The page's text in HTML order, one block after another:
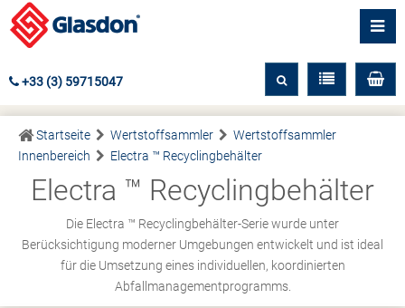
+33 (3) 59715047
Startseite Wertstoffsammler
Wertstoffsammler
Innenbereich
Electra ™ Recyclingbehälter
Electra ™ Recyclingbehälter
Die Electra ™ Recyclingbehälter-Serie wurde unter
Berücksichtigung moderner Umgebungen entwickelt und ist ideal
für die Umsetzung eines individuellen, koordinierten
Abfallmanagementprogramms.